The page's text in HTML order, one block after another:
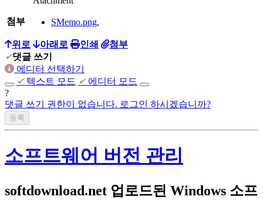
첨부 SMemo.png,
위로 아래로 인쇄
첨부
✔댓글 쓰기
에디터 선택하기
✔ 텍스트 모드 ✔ 에디터 모드
?
댓글 쓰기 권한이 없습니다. 로그인 하시겠습니까?
소프트웨어 버전 관리
softdownload.net 업로드된 Windows 소프